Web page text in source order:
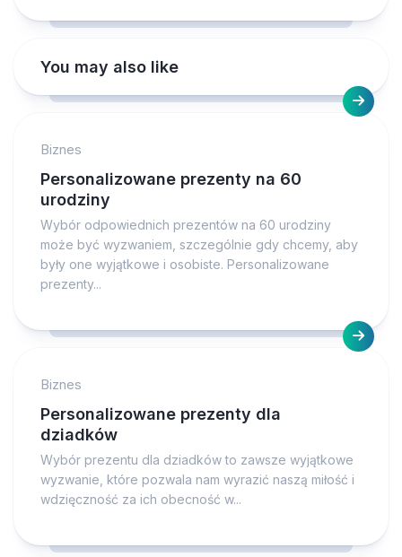
You may also like
Biznes
Personalizowane prezenty na 60
urodziny
Wybór odpowiednich prezentów na 60 urodziny
może być wyzwaniem, szczególnie gdy chcemy, aby
były one wyjątkowe i osobiste. Personalizowane
prezenty...
Biznes
Personalizowane prezenty dla
dziadków
Wybór prezentu dla dziadków to zawsze wyjątkowe
wyzwanie, które pozwala nam wyrazić naszą miłość i
wdzięczność za ich obecność w...